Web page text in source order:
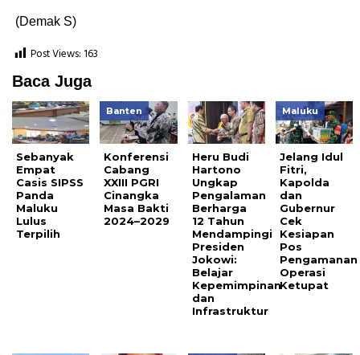
(Demak S)
Post Views: 163
Baca Juga
Sebanyak
Empat
Casis SIPSS
Panda
Maluku
Lulus
Terpilih
Banten
Konferensi
Cabang
XXIII PGRI
Cinangka
Masa Bakti
2024–2029
Heru Budi
Hartono
Ungkap
Pengalaman
Berharga
12 Tahun
Mendampingi
Presiden
Jokowi:
Belajar
Kepemimpinan
dan
Infrastruktur
Maluku
Jelang Idul
Fitri,
Kapolda
dan
Gubernur
Cek
Kesiapan
Pos
Pengamanan
Operasi
Ketupat